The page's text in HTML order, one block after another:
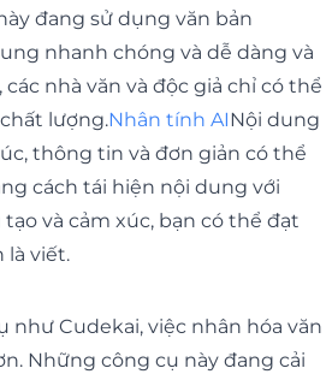
đang sử dụng văn bản
nhanh chóng và dễ dàng và
nhà văn và độc giả chỉ có thể
lượng.Nhân tính AINội dung
thông tin và đơn giản có thể
cách tái hiện nội dung với
và cảm xúc, bạn có thể đạt
là viết.
như Cudekai, việc nhân hóa văn
Những công cụ này đang cải